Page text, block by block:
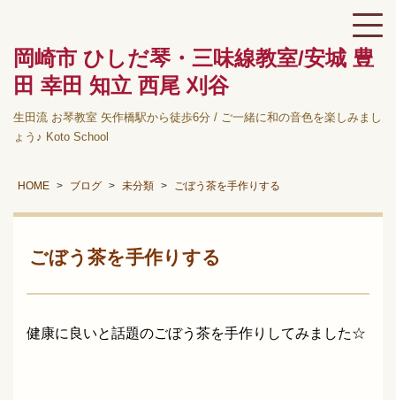
岡崎市 ひしだ琴・三味線教室/安城 豊
田 幸田 知立 西尾 刈谷
生田流 お琴教室 矢作橋駅から徒歩6分 / ご一緒に和の音色を楽しみまし
ょう♪ Koto School
HOME ブログ 未分類 ごぼう茶を手作りする
ごぼう茶を手作りする
健康に良いと話題のごぼう茶を手作りしてみました☆